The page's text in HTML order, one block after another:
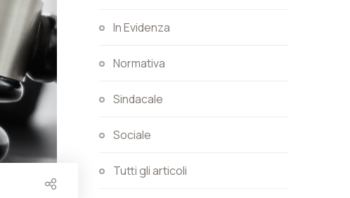
In Evidenza
Normativa
Sindacale
Sociale
Tutti gli articoli